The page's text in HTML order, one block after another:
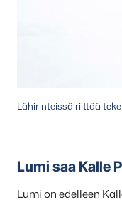
Lähirinteissä riittää
Lumi saa Kalle
Lumi on edelleen